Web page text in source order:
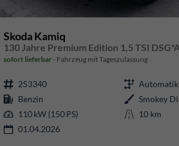
Skoda Kamiq
sofort lieferbar Fahrzeug mit Tageszulassung
253340
Automatik
Benzin
110 kW (150 PS)
10 km
01.04.2026